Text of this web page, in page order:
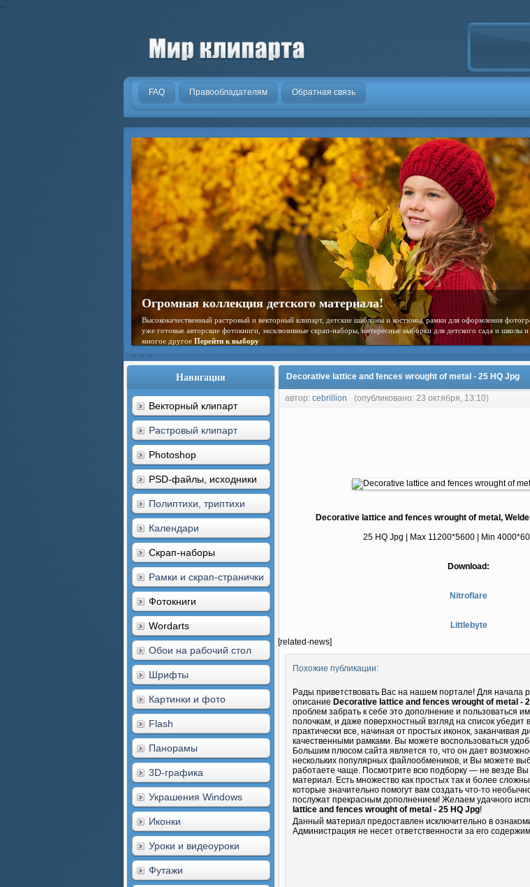
.
FAQ Правообладателям Обратная связь
Огромная коллекция детского материала!
Высококачественный растровый и векторный клипарт, детские шаблоны и костюмы, рамки для оформления
уже готовые авторские фотокниги, эксклюзивные скрап-наборы, интересные выборки для детского сада и школы и
многое другое Перейти к выбору
Навигация
Векторный клипарт
Растровый клипарт
Photoshop
PSD-файлы, исходники
Полиптихи, триптихи
Календари
Скрап-наборы
Рамки и скрап-странички
Фотокниги
Wordarts
Обои на рабочий стол
Шрифты
Картинки и фото
Flash
Панорамы
3D-графика
Украшения Windows
Иконки
Уроки и видеоуроки
Футажи
Decorative lattice and fences wrought of metal - 25 HQ Jpg
автор: cebrillion (опубликовано: 23 октября, 13:10)
Decorative lattice and fences wrought of metal,
25 HQ Jpg | Max 11200*5600 | Min
Download:
Nitroflare
Littlebyte
[related-news]
Похожие публикации:
Рады приветствовать Вас на нашем портале! Для начала
описание Decorative lattice and fences wrought of metal -
проблем забрать к себе это дополнение и пользоваться
полочкам, и даже поверхностный взгляд на список убедит
практически все, начиная от простых иконок, заканчивая
качественными рамками. Вы можете воспользоваться
Большим плюсом сайта является то, что он дает
нескольких популярных файлообмеников, и Вы можете
работаете чаще. Посмотрите всю подборку — не везде Вы
материал. Есть множество как простых так и более
которые значительно помогут вам создать что-то
послужат прекрасным дополнением! Желаем удачного
lattice and fences wrought of metal - 25 HQ Jpg!
Данный материал предоставлен исключительно в
Администрация не несет ответственности за его